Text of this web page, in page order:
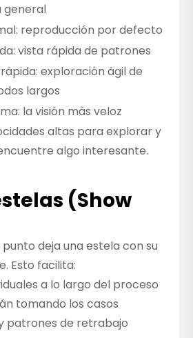
general
reproducción por defecto
vista rápida de patrones
exploración ágil de
largos
la visión más veloz
altas para explorar y
algo interesante.
(Show
deja una estela con su
Esto facilita:
a lo largo del proceso
tomando los casos
patrones de retrabajo